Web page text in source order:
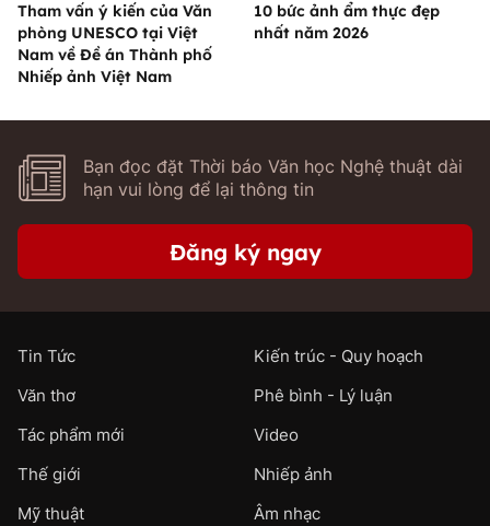
Tham vấn ý kiến của Văn
phòng UNESCO tại Việt
Nam về Đề án Thành phố
Nhiếp ảnh Việt Nam
10 bức ảnh ẩm thực đẹp
nhất năm 2026
Bạn đọc đặt Thời báo Văn học Nghệ thuật dài
hạn vui lòng để lại thông tin
Đăng ký ngay
Tin Tức
Kiến trúc - Quy hoạch
Văn thơ
Phê bình - Lý luận
Tác phẩm mới
Video
Thế giới
Nhiếp ảnh
Mỹ thuật
Âm nhạc